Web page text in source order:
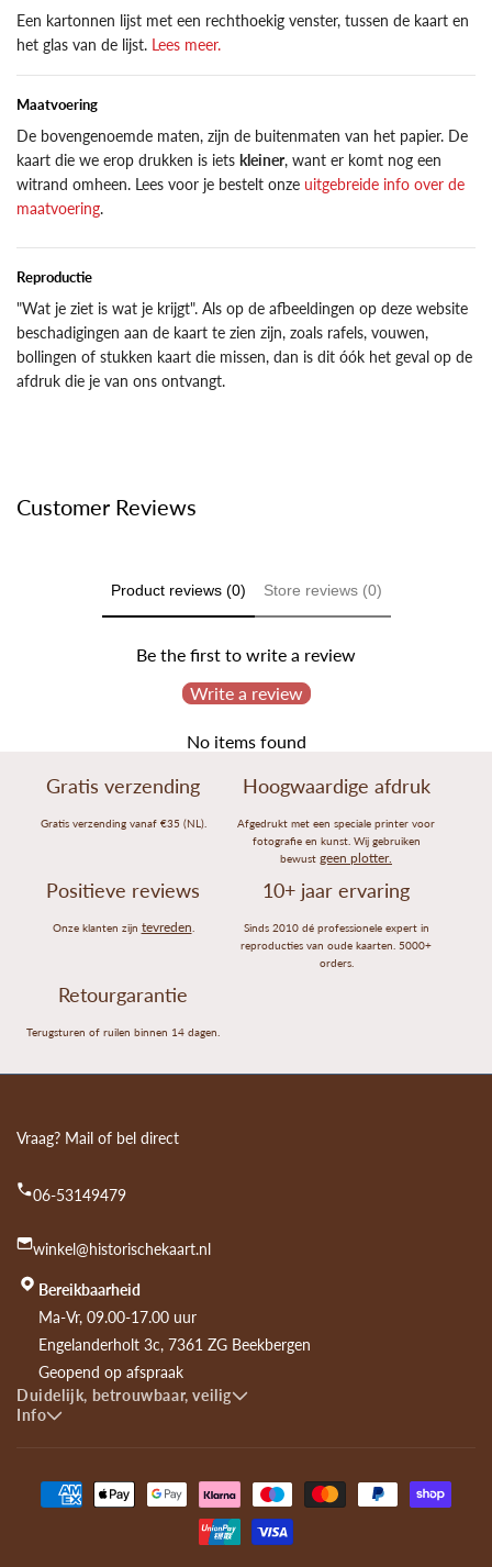
Een kartonnen lijst met een rechthoekig venster, tussen de kaart en
het glas van de lijst. Lees meer.
Maatvoering
De bovengenoemde maten, zijn de buitenmaten van het papier. De
kaart die we erop drukken is iets kleiner, want er komt nog een
witrand omheen. Lees voor je bestelt onze uitgebreide info over de
maatvoering.
Reproductie
"Wat je ziet is wat je krijgt". Als op de afbeeldingen op deze website
beschadigingen aan de kaart te zien zijn, zoals rafels, vouwen,
bollingen of stukken kaart die missen, dan is dit óók het geval op de
afdruk die je van ons ontvangt.
Customer Reviews
Product reviews (0) Store reviews (0)
Be the first to write a review
Write a review
No items found
Gratis verzending
Gratis verzending vanaf €35 (NL).
Hoogwaardige afdruk
Afgedrukt met een speciale printer voor
fotografie en kunst. Wij gebruiken
bewust geen plotter.
Positieve reviews
Onze klanten zijn tevreden
10+ jaar ervaring
Sinds 2010 dé professionele expert in
reproducties van oude kaarten. 5000+
orders.
Retourgarantie
Terugsturen of ruilen binnen 14 dagen.
Vraag? Mail of bel direct
06-53149479
winkel@historischekaart.nl
Bereikbaarheid
Ma-Vr, 09.00-17.00 uur
Engelanderholt 3c, 7361 ZG Beekbergen
Geopend op afspraak
Duidelijk, betrouwbaar, veilig
Info
Payment
methods